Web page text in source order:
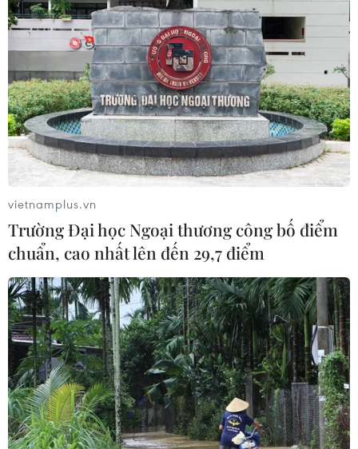
vietnamplus.vn
Trường Đại học Ngoại thương công bố điểm
chuẩn, cao nhất lên đến 29,7 điểm